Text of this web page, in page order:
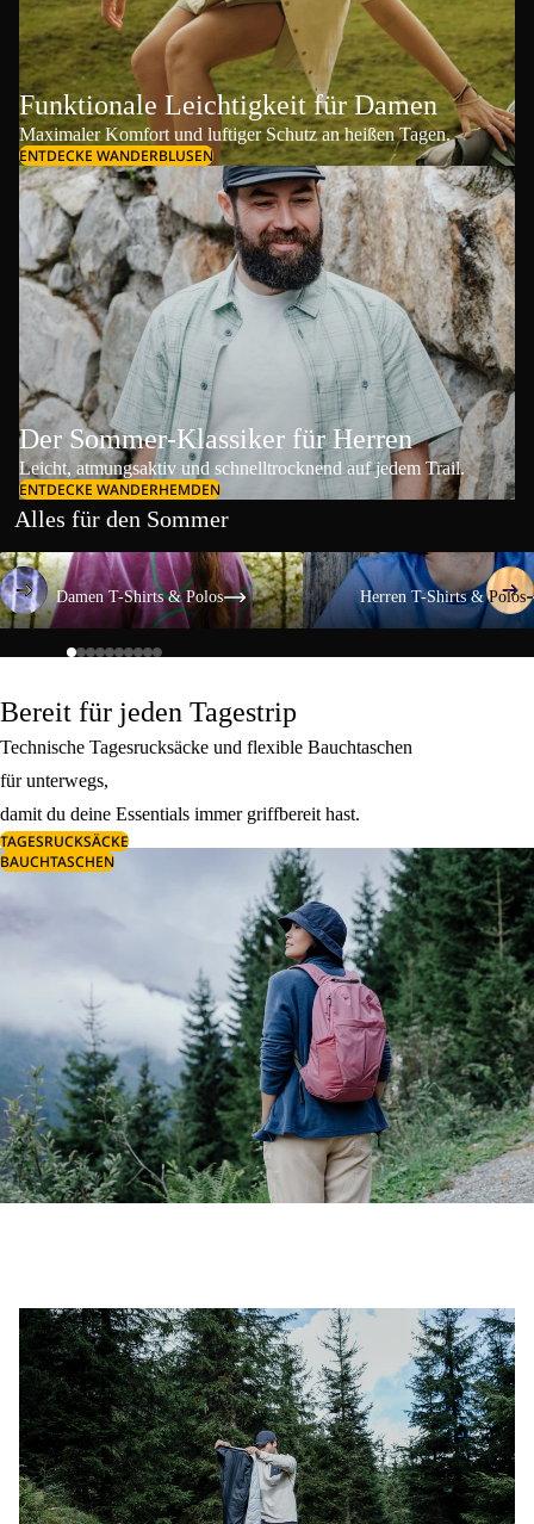
Funktionale Leichtigkeit für Damen
Maximaler Komfort und luftiger Schutz an heißen Tagen.
ENTDECKE WANDERBLUSEN
Der Sommer-Klassiker für Herren
Leicht, atmungsaktiv und schnelltrocknend auf jedem Trail.
ENTDECKE WANDERHEMDEN
Alles für den Sommer
Damen T-Shirts & Polos
Damen T-Shirts & Polos
Herren T-Shirts & Polos
Herren T-Shirts & Polos
Bereit für jeden Tagestrip
Technische Tagesrucksäcke und flexible Bauchtaschen
für unterwegs,
damit du deine Essentials immer griffbereit hast.
TAGESRUCKSÄCKE
BAUCHTASCHEN